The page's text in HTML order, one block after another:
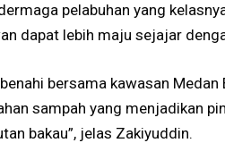
pelabuhan yang
dapat lebih maju sejajar
bersama kawasan
sampah yang menjadikan
bakau”, jelas Zakiyuddin.